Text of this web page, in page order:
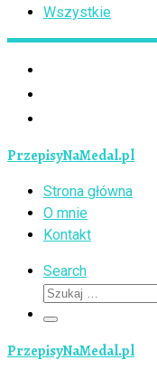
Wszystkie
PrzepisyNaMedal.pl
Strona główna
O mnie
Kontakt
Search
Szukaj
Menu
PrzepisyNaMedal.pl